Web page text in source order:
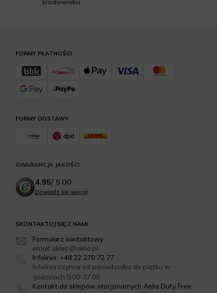
środowisku
SKONTAKTUJ SIĘ Z NAMI
Formularz kontaktowy
email: sklep@aelia.pl
Infolinia: +48 22 270 72 77
Infolinia czynna od poniedziałku do piątku w
godzinach 9:00-17:00
Kontakt do sklepów stacjonarnych Aelia Duty Free
FORMY DOSTAWY
FORMY PŁATNOŚCI
GWARANCJA JAKOŚCI
4.95/ 5.00
Dowiedz się więcej